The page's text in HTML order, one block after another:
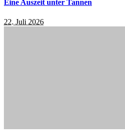
Eine Auszeit unter Tannen
22. Juli 2026